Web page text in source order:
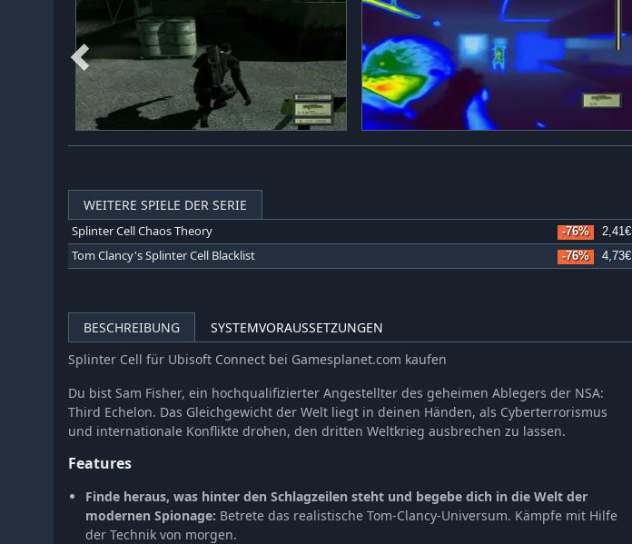
WEITERE SPIELE DER SERIE
Splinter Cell Chaos Theory -76% 2,41€
Tom Clancy's Splinter Cell Blacklist -76% 4,73€
BESCHREIBUNG
SYSTEMVORAUSSETZUNGEN
Splinter Cell für Ubisoft Connect bei Gamesplanet.com kaufen
Du bist Sam Fisher, ein hochqualifizierter Angestellter des geheimen Ablegers der NSA:
Third Echelon. Das Gleichgewicht der Welt liegt in deinen Händen, als Cyberterrorismus
und internationale Konflikte drohen, den dritten Weltkrieg ausbrechen zu lassen.
Features
Finde heraus, was hinter den Schlagzeilen steht und begebe dich in die Welt der
modernen Spionage: Betrete das realistische Tom-Clancy-Universum. Kämpfe mit Hilfe
der Technik von morgen.